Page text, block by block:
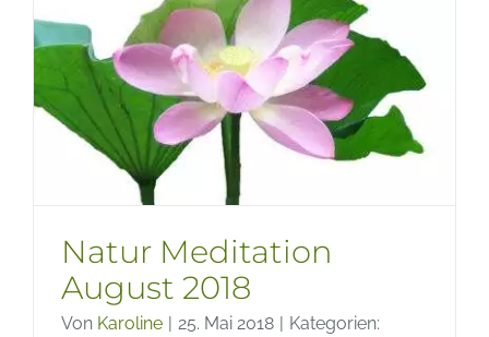
Natur Meditation
August 2018
Von Karoline | 25. Mai 2018 | Kategorien: